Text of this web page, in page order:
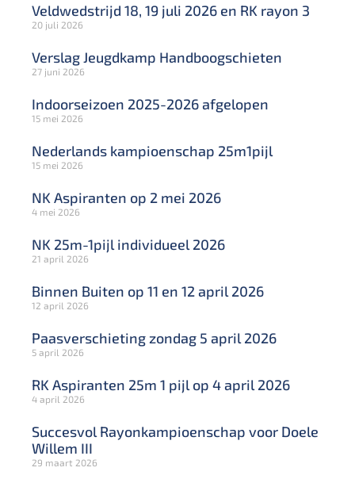
Veldwedstrijd 18, 19 juli 2026 en RK rayon 3
20 juli 2026
Verslag Jeugdkamp Handboogschieten
27 juni 2026
Indoorseizoen 2025-2026 afgelopen
15 mei 2026
Nederlands kampioenschap 25m1pijl
15 mei 2026
NK Aspiranten op 2 mei 2026
4 mei 2026
NK 25m-1pijl individueel 2026
21 april 2026
Binnen Buiten op 11 en 12 april 2026
12 april 2026
Paasverschieting zondag 5 april 2026
5 april 2026
RK Aspiranten 25m 1 pijl op 4 april 2026
4 april 2026
Succesvol Rayonkampioenschap voor Doele
Willem III
29 maart 2026